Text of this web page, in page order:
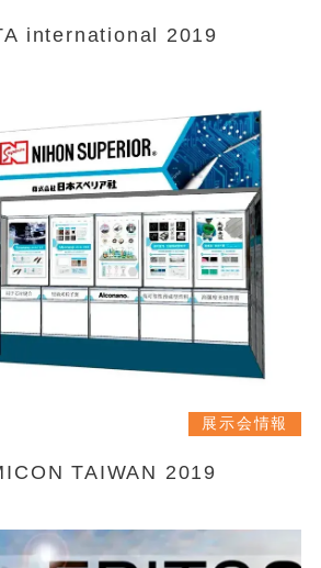
international 2019
展示会情報
TAIWAN 2019